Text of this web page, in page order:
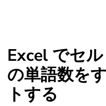
Excel でセ
の単語数を
トする